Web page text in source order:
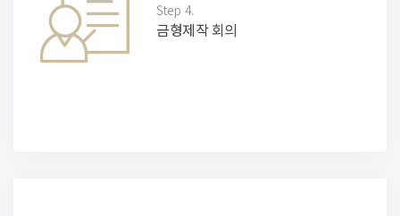
Step 4.
금형제작 회의